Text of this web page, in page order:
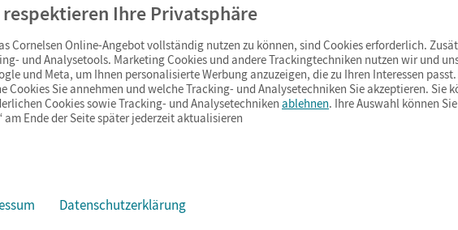
Wochen
Ab 59,– EUR Bestellwert liefern wir
(Lieferung in 3–6 Tagen).
Cookies & Co.
Ihre Privatsphäre
Cornelsen Online-Angebot vollständig nutzen zu können, sind Cookies erforderlich.
und Analysetools. Marketing Cookies und andere Trackingtechniken nutzen wir und
und Meta, um Ihnen personalisierte Werbung anzuzeigen, die zu Ihren Interessen
Cookies Sie annehmen und welche Tracking- und Analysetechniken Sie akzeptieren. Sie
Cookies sowie Tracking- und Analysetechniken ablehnen. Ihre Auswahl können
am Ende der Seite später jederzeit aktualisieren
Datenschutzerklärung